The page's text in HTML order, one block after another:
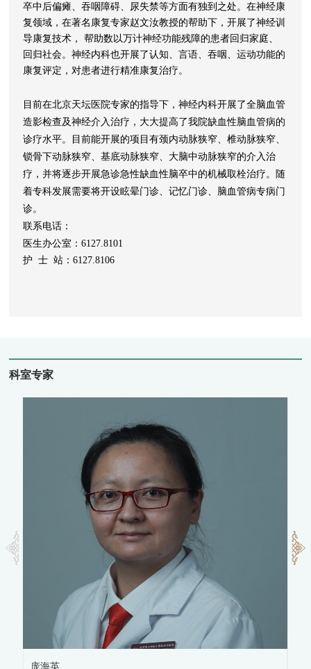
卒中后偏瘫、吞咽障碍、尿失禁等方面有独到之处。在神经康
复领域，在著名康复专家赵文汝教授的帮助下，开展了神经训
导康复技术， 帮助数以万计神经功能残障的患者回归家庭、
回归社会。神经内科也开展了认知、言语、吞咽、运动功能的
康复评定，对患者进行精准康复治疗。
目前在北京天坛医院专家的指导下，神经内科开展了全脑血管
造影检查及神经介入治疗，大大提高了我院缺血性脑血管病的
诊疗水平。目前能开展的项目有颈内动脉狭窄、椎动脉狭窄、
锁骨下动脉狭窄、基底动脉狭窄、大脑中动脉狭窄的介入治
疗，并将逐步开展急诊急性缺血性脑卒中的机械取栓治疗。随
着专科发展需要将开设眩晕门诊、记忆门诊、脑血管病专病门
诊。
联系电话：
医生办公室：6127.8101
护 士 站：6127.8106
科室专家
庞海英